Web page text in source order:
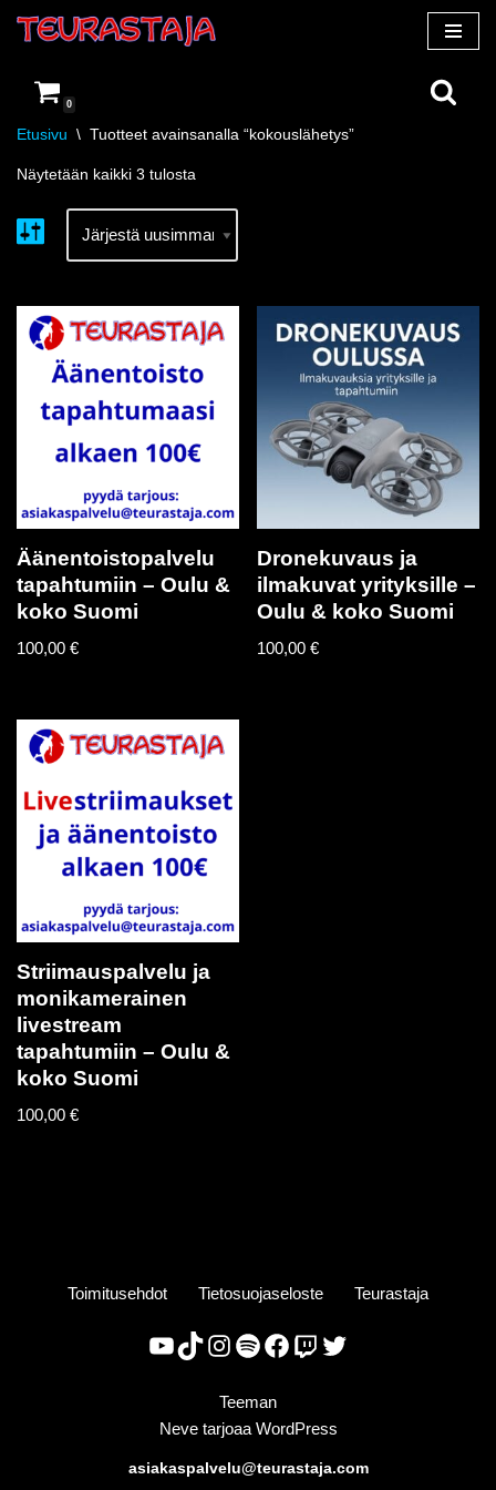
suoraan
sisältöön
0
Etusivu \ Tuotteet avainsanalla “kokouslähetys”
Näytetään kaikki 3 tulosta
Äänentoistopalvelu
tapahtumiin – Oulu &
koko Suomi
100,00 €
Dronekuvaus ja
ilmakuvat yrityksille –
Oulu & koko Suomi
100,00€
Striimauspalvelu ja
monikamerainen
livestream
tapahtumiin – Oulu &
koko Suomi
100,00 €
Toimitusehdot Tietosuojaseloste Teurastaja
Teeman
Nevetarjoaa WordPress
asiakaspalvelu@teurastaja.com